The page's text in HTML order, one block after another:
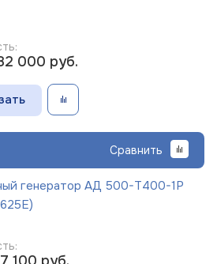
000 руб.
Сравнить
генератор АД 500-Т400-1Р